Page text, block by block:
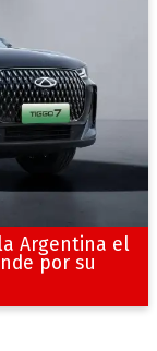
Argentina el
por su